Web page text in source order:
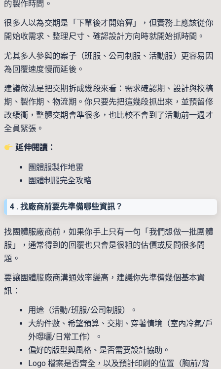
的製作時間。
很多人以為交期是「下單後才開始算」，但實務上應該從你
開始收需求、整理尺寸、確認設計方向時就開始抓時間。
尤其多人參與的案子（班服、公司制服、活動服）更容易因
為回覆速度慢而延後。
建議做法是把交期拆成幾段來看：需求確認期、設計與校稿
期、製作期、物流期。你只要先把這幾段抓出來，並預留修
改緩衝，整體交期會準很多，也比較不會到了活動前一週才
全員緊張。
延伸閱讀：
團體服製作地雷
團體制服完全攻略
4 . 找廠商前要先準備哪些資訊？
找團體服廠商前，如果你手上只有一句「我們想做一批團體
服」，通常得到的回覆也只會是很粗的估價或反問很多問
題。
要讓團體服廠商溝通效率變高，建議你先準備幾個基本資
訊：
用途（活動/班服/公司制服）。
大約件數、希望預算、交期、穿著情境（室內冷氣/戶
外曝曬/日常工作）。
偏好的版型與風格、是否需要設計協助。
Logo 檔案是否齊全，以及預計印刷的位置（胸前/背